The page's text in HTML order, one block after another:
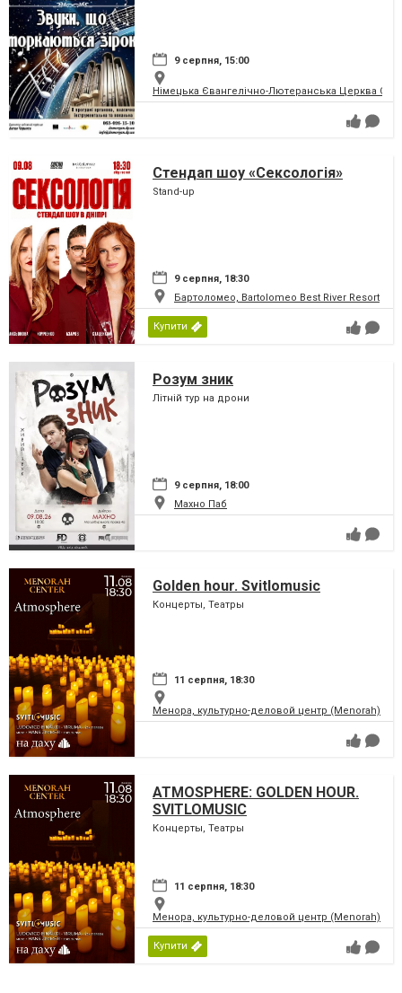
9 серпня, 15:00
Німецька Євангелічно-Лютеранська Церква
Стендап шоу «Сексологія»
Stand-up
9 серпня, 18:30
Бартоломео, Bartolomeo Best River Resort
Купити
Розум зник
Літній тур на дрони
9 серпня, 18:00
Махно Паб
Golden hour. Svitlomusic
Концерты, Театры
11 серпня, 18:30
Менора, культурно-деловой центр (Menorah)
ATMOSPHERE: GOLDEN HOUR.
SVITLOMUSIC
Концерты, Театры
11 серпня, 18:30
Менора, культурно-деловой центр (Menorah)
Купити